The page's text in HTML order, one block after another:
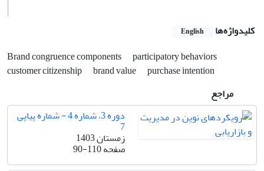
کلیدواژه‌ها English
Brand congruence components
participatory behaviors
customer citizenship
brand value
purchase intention
مراجع
دوره 3، شماره 4 - شماره پیاپی
7
زمستان 1403
صفحه90-110